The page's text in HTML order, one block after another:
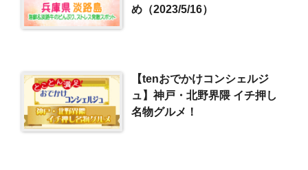
め（2023/5/16）
【tenおでかけコンシェルジ
ュ】神戸・北野界隈 イチ押し
名物グルメ！